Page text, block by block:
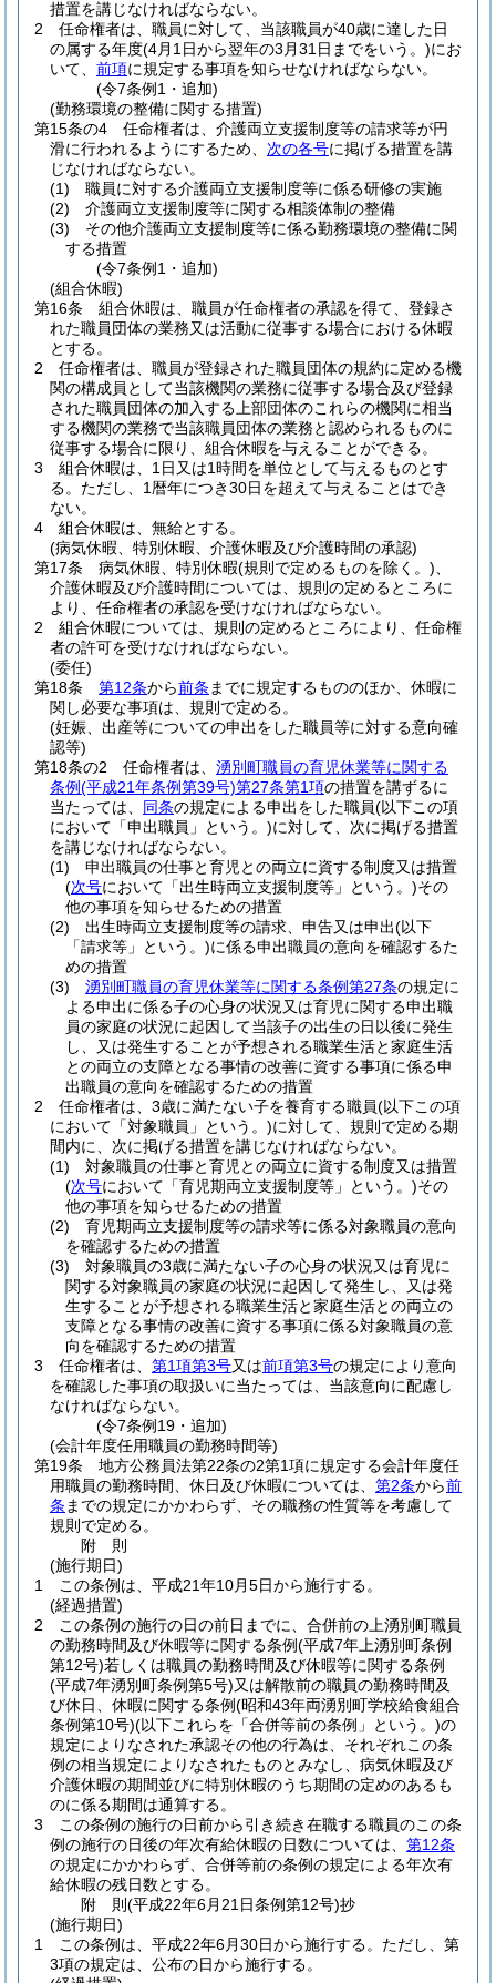
措置を講じなければならない。
2
任命権者は、職員に対して、当該職員が40歳に達した日
の属する年度(4月1日から翌年の3月31日までをいう。)にお
いて、 前項に規定する事項を知らせなければならない。
(令7条例1・追加)
(勤務環境の整備に関する措置)
第15条の4
任命権者は、介護両立支援制度等の請求等が円
滑に行われるようにするため、 次の各号に掲げる措置を講
じなければならない。
(1)
職員に対する介護両立支援制度等に係る研修の実施
(2)
介護両立支援制度等に関する相談体制の整備
(3)
その他介護両立支援制度等に係る勤務環境の整備に関
する措置
(令7条例1・追加)
(組合休暇)
第16条
組合休暇は、職員が任命権者の承認を得て、登録さ
れた職員団体の業務又は活動に従事する場合における休暇
とする。
2
任命権者は、職員が登録された職員団体の規約に定める機
関の構成員として当該機関の業務に従事する場合及び登録
された職員団体の加入する上部団体のこれらの機関に相当
する機関の業務で当該職員団体の業務と認められるものに
従事する場合に限り、組合休暇を与えることができる。
3
組合休暇は、1日又は1時間を単位として与えるものとす
る。 ただし、1暦年につき30日を超えて与えることはでき
ない。
4
組合休暇は、無給とする。
(病気休暇、特別休暇、介護休暇及び介護時間の承認)
第17条
病気休暇、特別休暇(規則で定めるものを除く。)
介護休暇及び介護時間については、規則の定めるところに
より、任命権者の承認を受けなければならない。
2
組合休暇については、規則の定めるところにより、任命権
者の許可を受けなければならない。
(委任)
第18条
第12条から前条 までに規定するもののほか、休暇に
関し必要な事項は、規則で定める。
(妊娠、出産等についての申出をした職員等に対する意向確
認等)
第18条の2
任命権者は、 湧別町職員の育児休業等に関する
条例(平成21年条例第39号)第27条第1項の措置を講ずるに
当たっては、 同条の規定による申出をした職員(以下この項
において「申出職員」という。)に対して、次に掲げる措置
を講じなければならない。
(1)
申出職員の仕事と育児との両立に資する制度又は措置
(次号において「出生時両立支援制度等」という。)その
他の事項を知らせるための措置
(2)
出生時両立支援制度等の請求、申告又は申出(以下
「請求等」という。)に係る申出職員の意向を確認するた
めの措置
(3)
湧別町職員の育児休業等に関する条例第27条の規定に
よる申出に係る子の心身の状況又は育児に関する申出職
員の家庭の状況に起因して当該子の出生の日以後に発生
し、又は発生することが予想される職業生活と家庭生活
との両立の支障となる事情の改善に資する事項に係る申
出職員の意向を確認するための措置
2
任命権者は、3歳に満たない子を養育する職員(以下この項
において「対象職員」という。)に対して、規則で定める期
間内に、次に掲げる措置を講じなければならない。
(1)
対象職員の仕事と育児との両立に資する制度又は措置
(次号において「育児期両立支援制度等」という。)その
他の事項を知らせるための措置
(2)
育児期両立支援制度等の請求等に係る対象職員の意向
を確認するための措置
(3)
対象職員の3歳に満たない子の心身の状況又は育児に
関する対象職員の家庭の状況に起因して発生し、又は発
生することが予想される職業生活と家庭生活との両立の
支障となる事情の改善に資する事項に係る対象職員の意
向を確認するための措置
3
任命権者は、 第1項第3号又は前項第3号の規定により意向
を確認した事項の取扱いに当たっては、当該意向に配慮し
なければならない。
(令7条例19・追加)
(会計年度任用職員の勤務時間等)
第19条
地方公務員法第22条の2第1項に規定する会計年度任
用職員の勤務時間、休日及び休暇については、 第2条から前
条 までの規定にかかわらず、その職務の性質等を考慮して
規則で定める。
附 則
(施行期日)
1
この条例は、平成21年10月5日から施行する。
(経過措置)
2
この条例の施行の日の前日までに、合併前の上湧別町職員
の勤務時間及び休暇等に関する条例(平成7年上湧別町条例
第12号)若しくは職員の勤務時間及び休暇等に関する条例
(平成7年湧別町条例第5号)又は解散前の職員の勤務時間及
び休日、休暇に関する条例(昭和43年両湧別町学校給食組合
条例第10号)(以下これらを「合併等前の条例」という。)の
規定によりなされた承認その他の行為は、それぞれこの条
例の相当規定によりなされたものとみなし、病気休暇及び
介護休暇の期間並びに特別休暇のうち期間の定めのあるも
のに係る期間は通算する。
3
この条例の施行の日前から引き続き在職する職員のこの条
例の施行の日後の年次有給休暇の日数については、 第12条
の規定にかかわらず、合併等前の条例の規定による年次有
給休暇の残日数とする。
附 則(平成22年6月21日条例第12号)抄
(施行期日)
1
この条例は、平成22年6月30日から施行する。 ただし、第
3項の規定は、公布の日から施行する。